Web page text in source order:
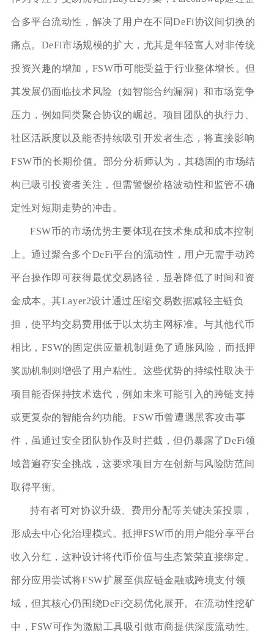
合多平台流动性，解决了用户在不同DeFi协议间切换的
痛点。DeFi市场规模的扩大，尤其是年轻富人对非传统
投资兴趣的增加，FSW币可能受益于行业整体增长。但
其发展仍面临技术风险（如智能合约漏洞）和市场竞争
压力，例如同类聚合协议的崛起。项目团队的执行力、
社区活跃度以及能否持续吸引开发者生态，将直接影响
FSW币的长期价值。部分分析师认为，其稳固的市场结
构已吸引投资者关注，但需警惕价格波动性和监管不确
定性对短期走势的冲击。
FSW币的市场优势主要体现在技术集成和成本控制
上。通过聚合多个DeFi平台的流动性，用户无需手动跨
平台操作即可获得最优交易路径，显著降低了时间和资
金成本。其Layer2设计通过压缩交易数据减轻主链负
担，使平均交易费用低于以太坊主网标准。与其他代币
相比，FSW的固定供应量机制避免了通胀风险，而抵押
奖励机制则增强了用户粘性。这些优势的持续性取决于
项目能否保持技术迭代，例如未来可能引入的跨链支持
或更复杂的智能合约功能。FSW币曾遭遇黑客攻击事
件，虽通过安全团队协作及时拦截，但仍暴露了DeFi领
域普遍存安全挑战，这要求项目方在创新与风险防范间
取得平衡。
持有者可对协议升级、费用分配等关键决策投票，
形成去中心化治理模式。抵押FSW币的用户能分享平台
收入分红，这种设计将代币价值与生态繁荣直接绑定。
部分应用尝试将FSW扩展至供应链金融或跨境支付领
域，但其核心仍围绕DeFi交易优化展开。在流动性挖矿
中，FSW可作为激励工具吸引做市商提供深度流动性。